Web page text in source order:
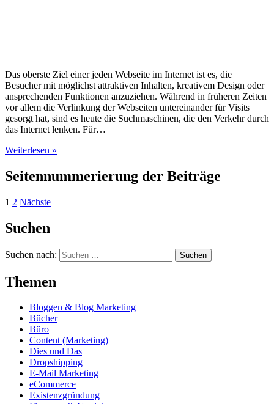
Das oberste Ziel einer jeden Webseite im Internet ist es, die
Besucher mit möglichst attraktiven Inhalten, kreativem Design oder
ansprechenden Funktionen anzuziehen. Während in früheren Zeiten
vor allem die Verlinkung der Webseiten untereinander für Visits
gesorgt hat, sind es heute die Suchmaschinen, die den Verkehr durch
das Internet lenken. Für…
Weiterlesen »
Seitennummerierung der Beiträge
1 2 Nächste
Suchen
Suchen nach:
Themen
Bloggen & Blog Marketing
Bücher
Büro
Content (Marketing)
Dies und Das
Dropshipping
E-Mail Marketing
eCommerce
Existenzgründung